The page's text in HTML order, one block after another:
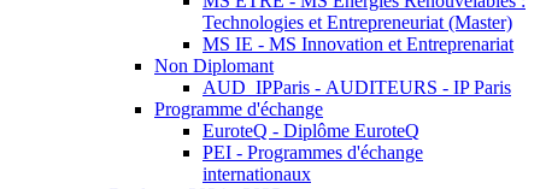
Technologies et Entrepreneuriat (Master)
MS IE - MS Innovation et Entreprenariat
Non Diplomant
AUD_IPParis - AUDITEURS - IP Paris
Programme d'échange
EuroteQ - Diplôme EuroteQ
PEI - Programmes d'échange
internationaux